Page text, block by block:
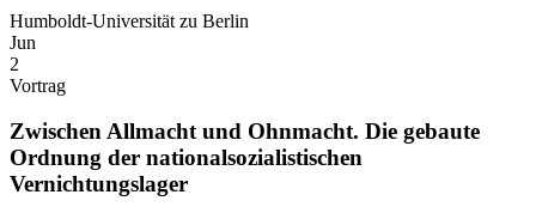
Humboldt-Universität zu Berlin
Jun
2
Vortrag
Zwischen Allmacht und Ohnmacht. Die gebaute
Ordnung der nationalsozialistischen
Vernichtungslager